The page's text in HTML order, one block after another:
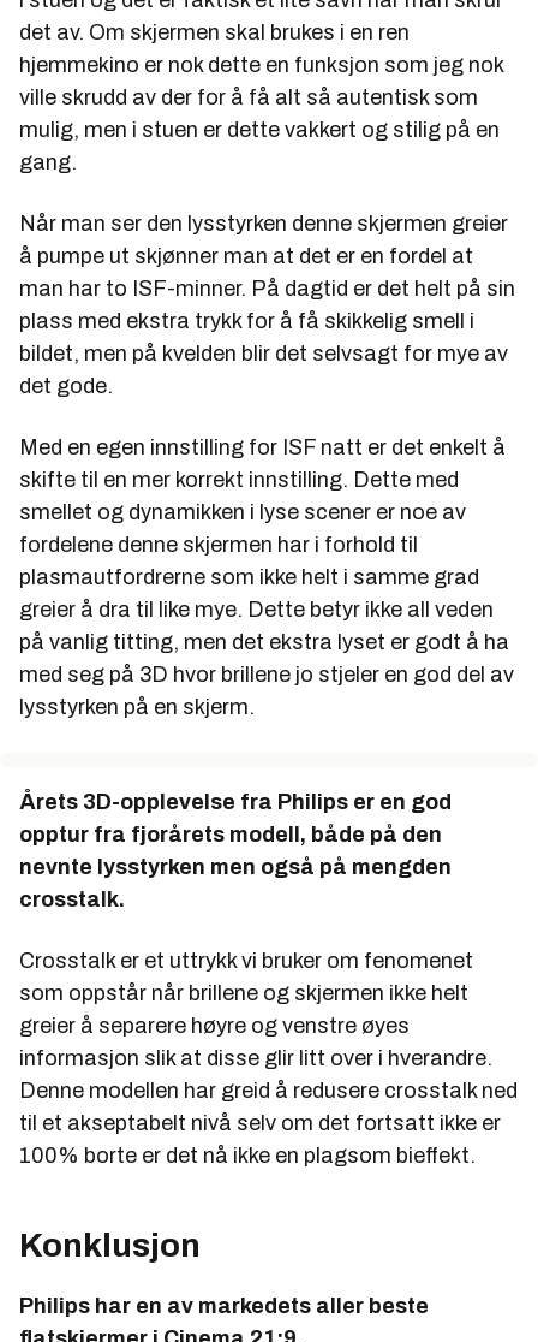
det av. Om skjermen skal brukes i en ren
hjemmekino er nok dette en funksjon som jeg nok
ville skrudd av der for å få alt så autentisk som
mulig, men i stuen er dette vakkert og stilig på en
gang.
Når man ser den lysstyrken denne skjermen greier
å pumpe ut skjønner man at det er en fordel at
man har to ISF-minner. På dagtid er det helt på sin
plass med ekstra trykk for å få skikkelig smell i
bildet, men på kvelden blir det selvsagt for mye av
det gode.
Med en egen innstilling for ISF natt er det enkelt å
skifte til en mer korrekt innstilling. Dette med
smellet og dynamikken i lyse scener er noe av
fordelene denne skjermen har i forhold til
plasmautfordrerne som ikke helt i samme grad
greier å dra til like mye. Dette betyr ikke all veden
på vanlig titting, men det ekstra lyset er godt å ha
med seg på 3D hvor brillene jo stjeler en god del av
lysstyrken på en skjerm.
Årets 3D-opplevelse fra Philips er en god
opptur fra fjorårets modell, både på den
nevnte lysstyrken men også på mengden
crosstalk.
Crosstalk er et uttrykk vi bruker om fenomenet
som oppstår når brillene og skjermen ikke helt
greier å separere høyre og venstre øyes
informasjon slik at disse glir litt over i hverandre.
Denne modellen har greid å redusere crosstalk ned
til et akseptabelt nivå selv om det fortsatt ikke er
100% borte er det nå ikke en plagsom bieffekt.
Konklusjon
Philips har en av markedets aller beste